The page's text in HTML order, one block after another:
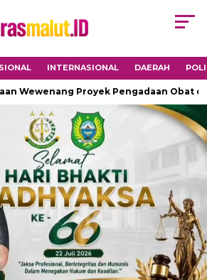
INTERNASIONAL DAERAH
Wewenang Proyek Pengadaan Obat